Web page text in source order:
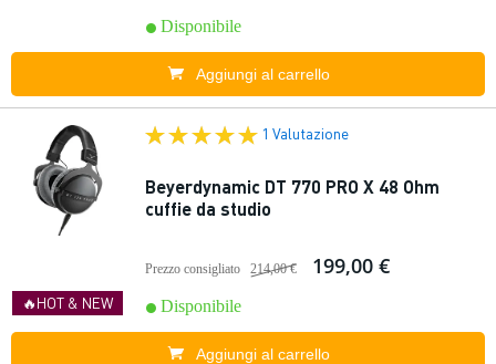
Disponibile
Aggiungi al carrello
🔥HOT & NEW
1 Valutazione
Beyerdynamic DT 770 PRO X 48 Ohm
cuffie da studio
Prezzo consigliato 214,00 € 199,00 €
Disponibile
Aggiungi al carrello